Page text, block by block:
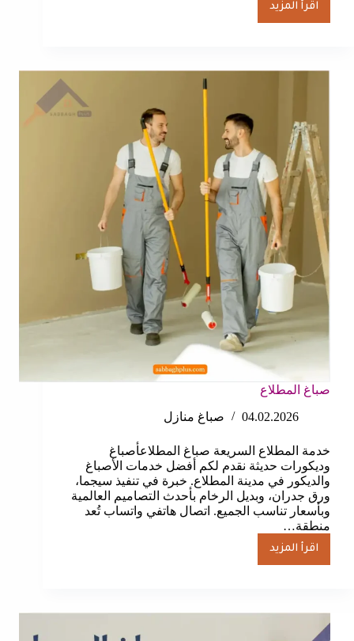
اقرأ المزيد
صباغ
السالمية
صباغ المطلاع
04.02.2026
صباغ منازل
خدمة المطلاع السريعة صباغ المطلاعأصباغ
وديكورات حديثة نقدم لكم أفضل خدمات الأصباغ
والديكور في مدينة المطلاع. خبرة في تنفيذ سيجما،
ورق جدران، وبديل الرخام بأحدث التصاميم العالمية
وبأسعار تناسب الجميع. اتصال هاتفي واتساب تُعد
منطقة…
اقرأ المزيد
صباغ
المطلاع